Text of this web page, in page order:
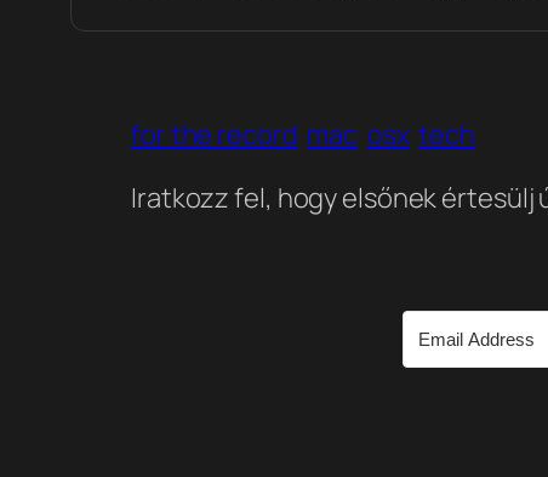
for the record mac osx tech
Iratkozz fel, hogy elsőnek értesülj